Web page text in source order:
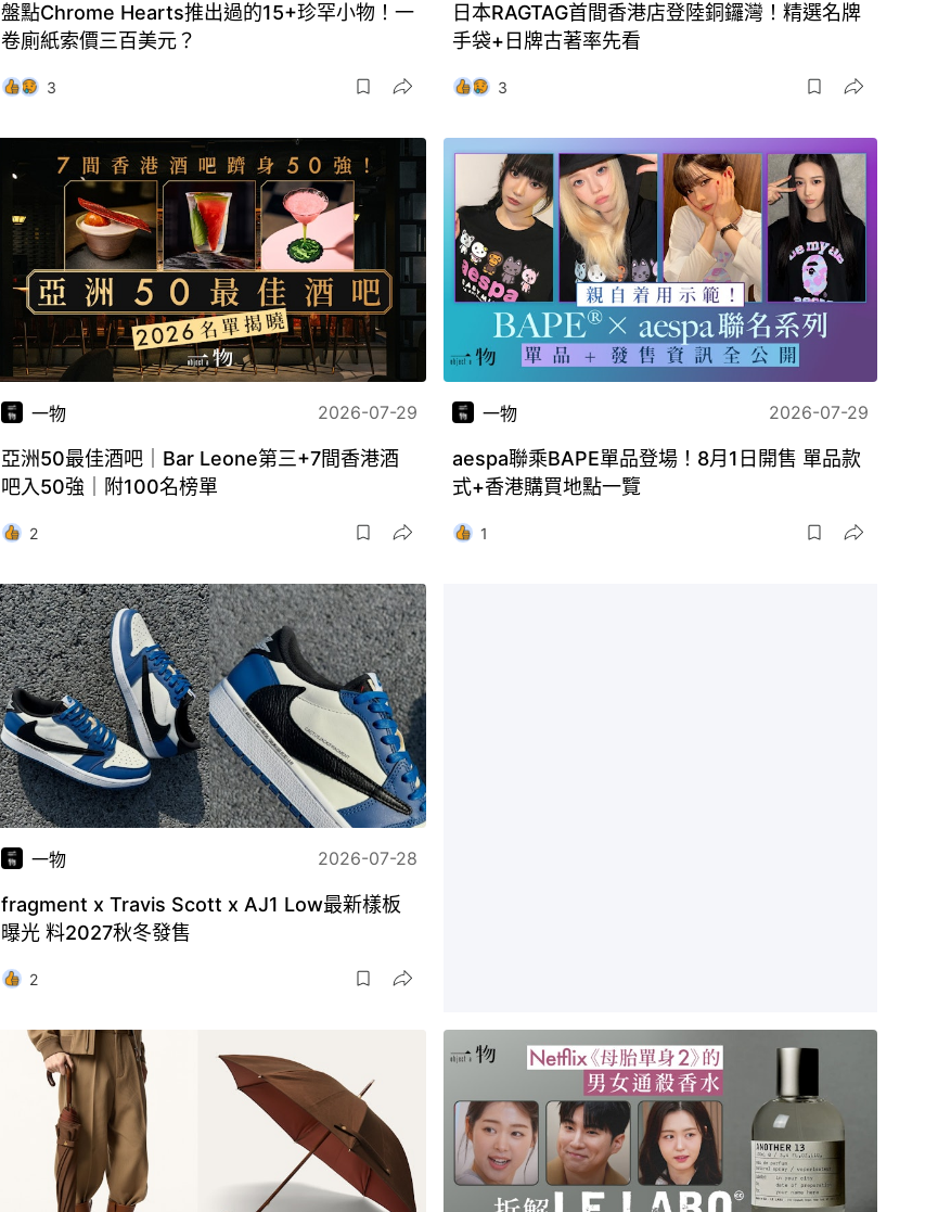
盤點Chrome Hearts推出過的15+珍罕小物！一
卷廁紙索價三百美元？
3
日本RAGTAG首間香港店登陸銅鑼灣！精選名牌
手袋+日牌古著率先看
3
一物 2026-07-29
亞洲50最佳酒吧｜Bar Leone第三+7間香港酒
吧入50強｜附100名榜單
2
一物 2026-07-29
aespa聯乘BAPE單品登場！8月1日開售 單品款
式+香港購買地點一覽
1
一物 2026-07-28
fragment x Travis Scott x AJ1 Low最新樣板
曝光 料2027秋冬發售
2